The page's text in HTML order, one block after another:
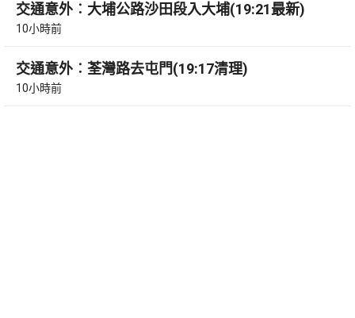
交通意外︰大埔公路沙田段入大埔(19:21最新)
10小時前
交通意外︰荃灣路去屯門(19:17清理)
10小時前